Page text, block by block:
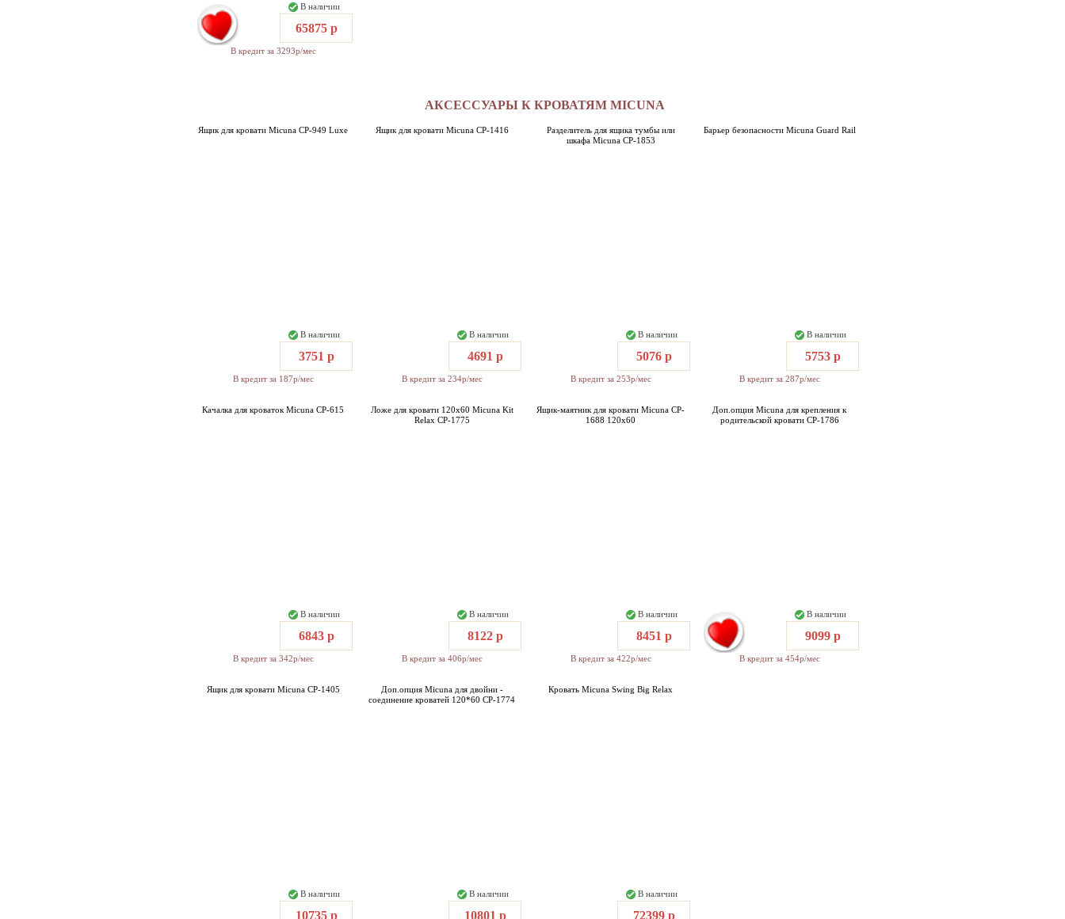
В наличии
65875 р
В кредит за 3293р/мес
АКСЕССУАРЫ К КРОВАТЯМ MICUNA
Ящик для кровати Micuna CP-949 Luxe
В наличии
3751 р
В кредит за 187р/мес
Ящик для кровати Micuna CP-1416
В наличии
4691 р
В кредит за 234р/мес
Разделитель для ящика тумбы или
шкафа Micuna CP-1853
В наличии
5076 р
В кредит за 253р/мес
Барьер безопасности Micuna Guard Rail
В наличии
5753 р
В кредит за 287р/мес
Качалка для кроваток Micuna CP-615
В наличии
6843 р
В кредит за 342р/мес
Ложе для кровати 120x60 Micuna Kit
Relax CP-1775
В наличии
8122 р
В кредит за 406р/мес
Ящик-маятник для кровати Micuna CP-
1688 120x60
В наличии
8451 р
В кредит за 422р/мес
Доп.опция Micuna для крепления к
родительской кровати СР-1786
В наличии
9099 р
В кредит за 454р/мес
Ящик для кровати Micuna CP-1405
В наличии
10735 р
Доп.опция Micuna для двойни -
соединение кроватей 120*60 СР-1774
В наличии
10801 р
Кровать Micuna Swing Big Relax
В наличии
72399 р